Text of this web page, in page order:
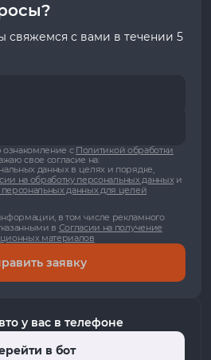
свяжемся с вами в течении 5
с Политикой обработки
свое согласие на:
данных в целях и порядке,
на обработку персональных данныхи
персональных данных для целей
в том числе рекламного
в Согласии на получение
материалов
заявку
у вас в телефоне
в бот